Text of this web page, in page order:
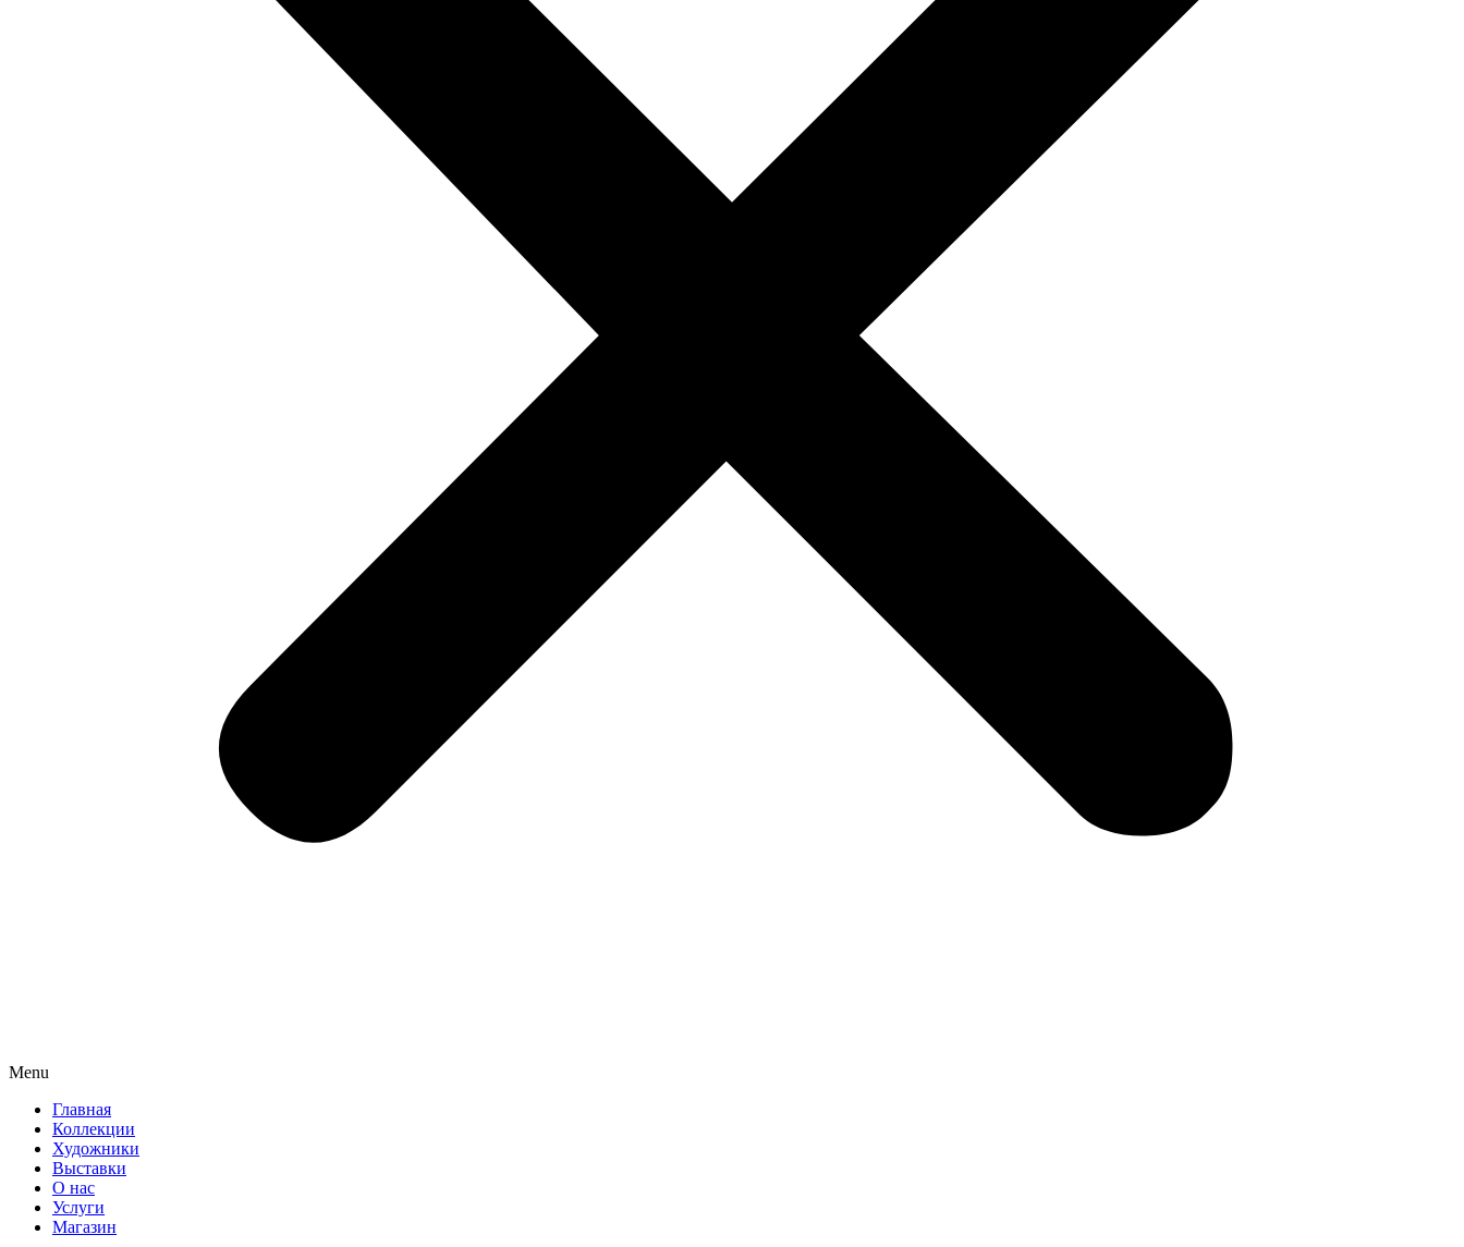
Menu
Главная
Коллекции
Художники
Выставки
О нас
Услуги
Магазин